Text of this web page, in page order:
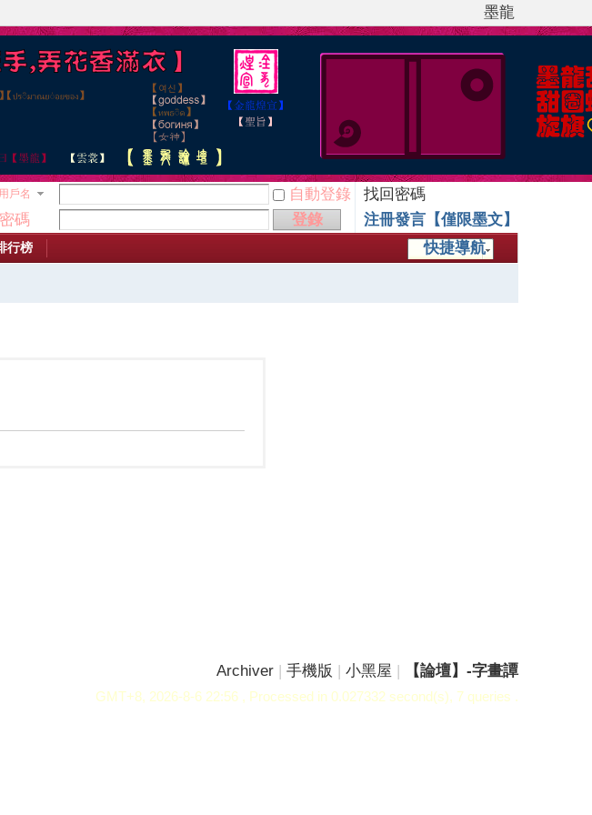
墨龍
用戶名 自動登錄
找回密碼
密碼
登錄
注冊發言【僅限墨文】
快捷導航
行榜
Archiver | 手機版 | 小黑屋 | 【論壇】-字畫譚
GMT+8, 2026-8-6 22:56 , Processed in 0.027332 second(s), 7 queries .